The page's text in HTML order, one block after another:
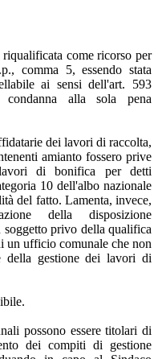
come ricorso per
comma 5, essendo stata
ai sensi dell'art. 593
alla sola pena
dei lavori di raccolta,
amianto fossero prive
di bonifica per detti
10 dell'albo nazionale
del fatto. Lamenta, invece,
della disposizione
soggetto privo della qualifica
un ufficio comunale che non
della gestione dei lavori di
possono essere titolari di
dei compiti di gestione